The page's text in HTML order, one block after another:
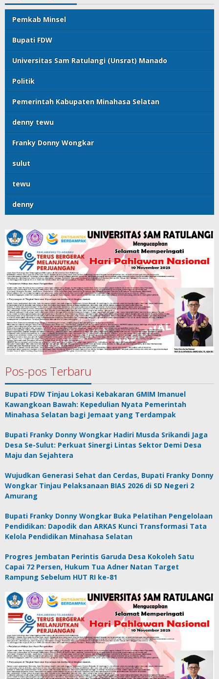
Pemkab Minsel
Bupati FDW
Universitas Sam Ratulangi (Unsrat) Manado
Politik
Pemerintah Kabupaten Minahasa Selatan
denny tewu
Franky Donny Wongkar
sulut
tewu
denny
Pos-pos Terbaru
Bupati FDW Tinjau Lokasi Kebakaran GMIM Imanuel
Kawangkoan Bawah: Kepedulian Nyata Pemerintah
Minahasa Selatan bagi Jemaat yang Terdampak
Bupati Franky Donny Wongkar Hadiri Musda Srikandi Jaga
Desa Se-Sulut: Perkuat Sinergi Lintas Sektor Demi Desa
Maju dan Sejahtera
Wujudkan Generasi Sehat dan Cerdas, Bupati Franky Donny
Wongkar Tinjau Pelaksanaan BIAS 2026 di SD Negeri 2
Amurang
Bupati Franky Donny Wongkar Buka Pelatihan Pengelolaan
Pendidikan: Dapodik dan ARKAS Kunci Transformasi Tata
Kelola Pendidikan Minahasa Selatan
Progres Jembatan Perintis Garuda Desa Kokoleh Satu
Capai 72 Persen, Hukum Tua Adner Natan Target
Rampung Sebelum HUT RI ke-81